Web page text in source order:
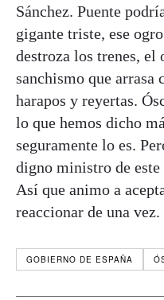
Sánchez. Puente
gigante triste, ese
destroza los trenes, el
sanchismo que arrasa
harapos y reyertas.
lo que hemos dicho
seguramente lo es.
digno ministro de este
Así que animo a
reaccionar de una vez.
GOBIERNO DE ESPAÑA